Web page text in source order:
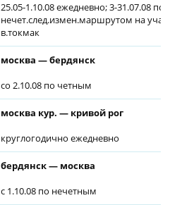
25.05-1.10.08 ежедневно; 3-31.07.08 по
нечет.след.измен.маршрутом на
в.токмак
москва — бердянск
со 2.10.08 по четным
москва кур. — кривой рог
круглогодично ежедневно
бердянск — москва
с 1.10.08 по нечетным